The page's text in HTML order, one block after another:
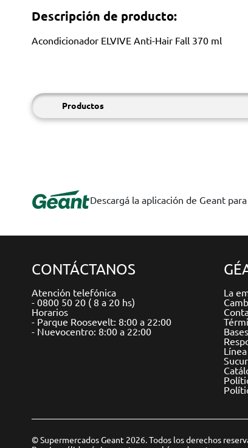
Descripción de producto:
Acondicionador ELVIVE Anti-Hair Fall 370 ml
Productos
Descargá la aplicación de Geant
CONTÁCTANOS
Atención telefónica
- 0800 50 20 ( 8 a 20 hs)
Horarios
- Parque Roosevelt: 8:00 a 22:00
- Nuevocentro: 8:00 a 22:00
La
© Supermercados Geant 2026. Todos los derechos